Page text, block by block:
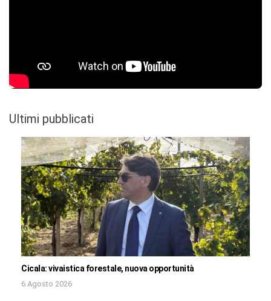
Ultimi pubblicati
Cicala: vivaistica forestale, nuova opportunità
6 Agosto 2026